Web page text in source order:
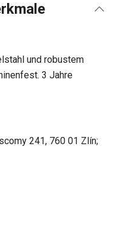
und robustem
3 Jahre
241, 760 01 Zlín;